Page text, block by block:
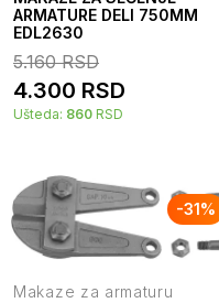
ARMATURE DELI 750MM
EDL2630
5.160 RSD
4.300 RSD
Ušteda: 860 RSD
-31%
Makaze za armaturu